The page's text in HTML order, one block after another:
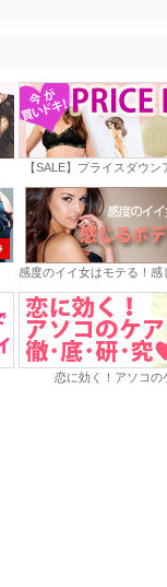
【SALE】プライスダウ
感度のイイ女はモテる！
恋に効く！アソコの